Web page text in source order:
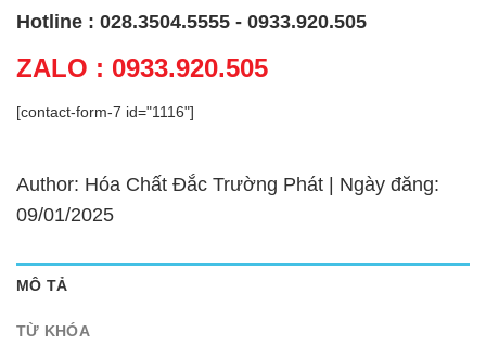
Hotline : 028.3504.5555 - 0933.920.505
ZALO : 0933.920.505
[contact-form-7 id="1116"]
Author: Hóa Chất Đắc Trường Phát | Ngày đăng:
09/01/2025
MÔ TẢ
TỪ KHÓA